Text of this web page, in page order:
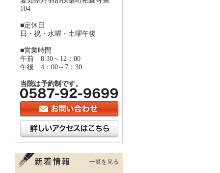
104
■定休日
日・祝・水曜・土曜午後
■営業時間
午前 8:30～12：00
午後 4：00～7：30
当院は予約制です。
一覧を見る